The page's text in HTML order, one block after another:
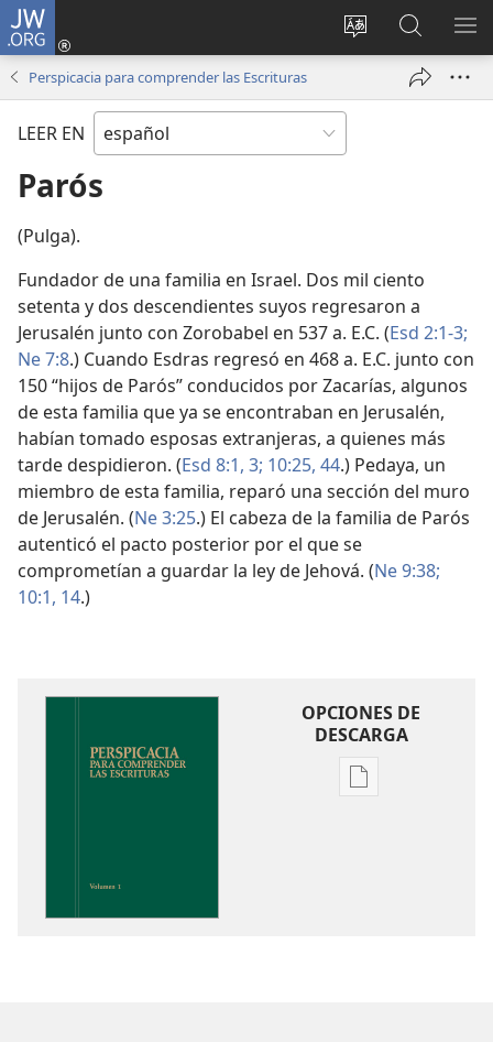
JW.ORG
Cambiar
del sitio
Iniciar
sesión
nueva
en
jw.org
Perspicacia para comprender las Escrituras
LEER EN
Parós
(Pulga).
Fundador de una familia en Israel. Dos mil ciento
setenta y dos descendientes suyos regresaron a
Jerusalén junto con Zorobabel en 537 a. E.C. (Esd 2:1-3;
Ne 7:8.) Cuando Esdras regresó en 468 a. E.C. junto con
150 “hijos de Parós” conducidos por Zacarías, algunos
de esta familia que ya se encontraban en Jerusalén,
habían tomado esposas extranjeras, a quienes más
tarde despidieron. (Esd 8:1, 3; 10:25, 44.) Pedaya, un
miembro de esta familia, reparó una sección del muro
de Jerusalén. (Ne 3:25.) El cabeza de la familia de Parós
autenticó el pacto posterior por el que se
comprometían a guardar la ley de Jehová. (Ne 9:38;
10:1, 14.)
OPCIONES DE
DESCARGA
Opciones